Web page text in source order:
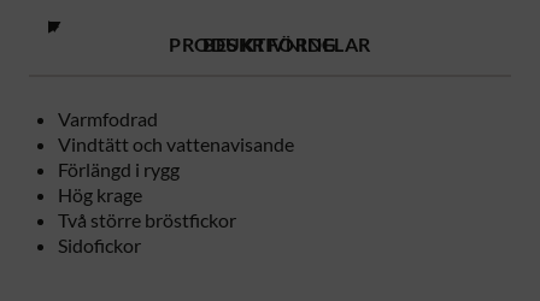
PRODUKTFÖRDELAR
Varmfodrad
Vindtätt och vattenavisande
Förlängd i rygg
Hög krage
Två större bröstfickor
Sidofickor
BESKRIVNING